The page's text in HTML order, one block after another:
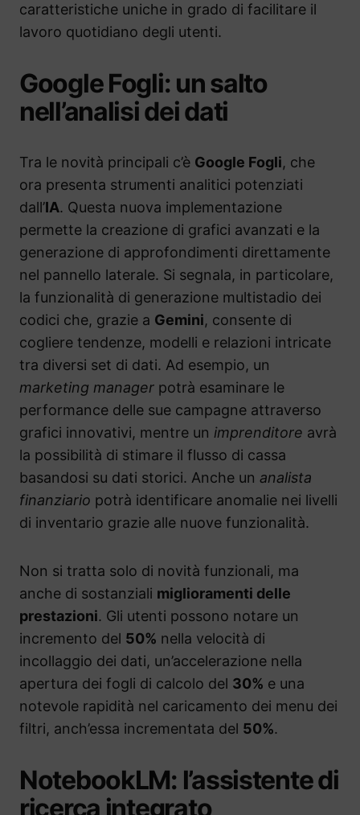
caratteristiche uniche in grado di facilitare il
lavoro quotidiano degli utenti.
Google Fogli: un salto
nell’analisi dei dati
Tra le novità principali c’è Google Fogli, che
ora presenta strumenti analitici potenziati
dall’IA. Questa nuova implementazione
permette la creazione di grafici avanzati e la
generazione di approfondimenti direttamente
nel pannello laterale. Si segnala, in particolare,
la funzionalità di generazione multistadio dei
codici che, grazie a Gemini, consente di
cogliere tendenze, modelli e relazioni intricate
tra diversi set di dati. Ad esempio, un
marketing manager potrà esaminare le
performance delle sue campagne attraverso
grafici innovativi, mentre un imprenditore avrà
la possibilità di stimare il flusso di cassa
basandosi su dati storici. Anche un analista
finanziario potrà identificare anomalie nei livelli
di inventario grazie alle nuove funzionalità.
Non si tratta solo di novità funzionali, ma
anche di sostanziali miglioramenti delle
prestazioni. Gli utenti possono notare un
incremento del 50% nella velocità di
incollaggio dei dati, un’accelerazione nella
apertura dei fogli di calcolo del 30% e una
notevole rapidità nel caricamento dei menu dei
filtri, anch’essa incrementata del 50%.
NotebookLM: l’assistente di
ricerca integrato